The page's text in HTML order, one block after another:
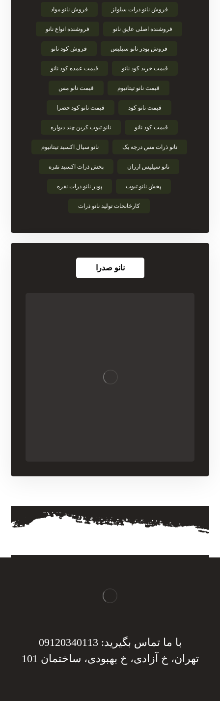
فروش نانو ذرات سلولز فروش نانو مواد
فروشنده اصلی عایق نانو فروشنده انواع نانو
فروش پودر نانو سیلیس فروش کود نانو
قیمت خرید کود نانو قیمت عمده کود نانو
قیمت نانو تیتانیوم قیمت نانو مس
قیمت نانو کود قیمت نانو کود خضرا
قیمت کود نانو نانو تیوب کربن چند دیواره
نانو ذرات مس درجه یک نانو سیال اکسید تیتانیوم
نانو سیلیس ارزان پخش ذرات اکسید نقره
پخش نانو تیوب پودر نانو ذرات نقره
کارخانجات تولید نانو ذرات
نانو صدرا
با ما تماس بگیرید: 09120340113
تهران، خ آزادی، خ بهبودی، ساختمان 101